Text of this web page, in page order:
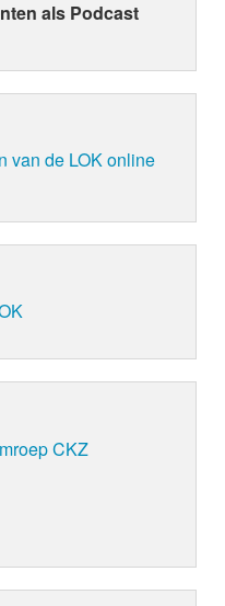
als Podcast
van de LOK online
CKZ